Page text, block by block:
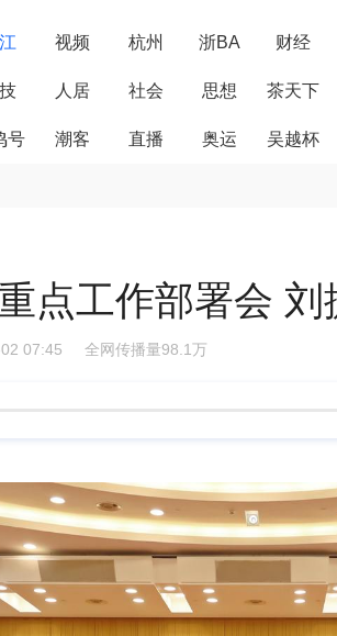
视频 杭州 浙BA 财经
人居 社会 思想 茶天下
号 潮客 直播 奥运 吴越杯
点工作部署会 刘
07:45 全网传播量98.1万